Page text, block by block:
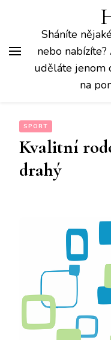
Sháníte
nebo
uděláte jenom
na
SPORT
Kvalitní
drahý